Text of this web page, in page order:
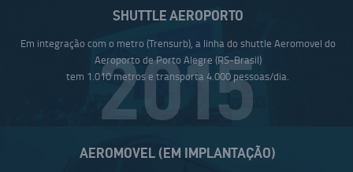
SHUTTLE AEROPORTO
Em integração com o metro (Trensurb), a linha do shuttle Aeromovel do
Aeroporto de Porto Alegre (RS-Brasil)
tem 1.010 metros e transporta 4.000 pessoas/dia.
2015
AEROMOVEL (EM IMPLANTAÇÃO)